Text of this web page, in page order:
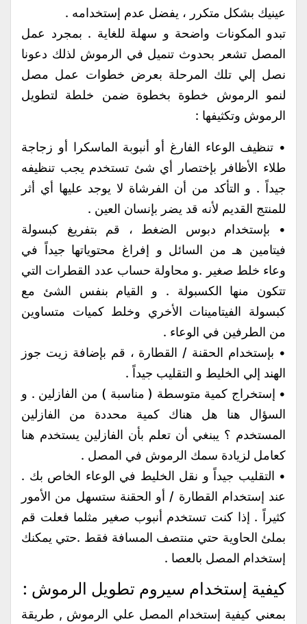
عينيك بشكل متكرر ، يفضل عدم إستخدامه .
تبدو المكونات واضحة و سهلة للغاية . بمجرد عمل
المصل تشعر بحدوث تنميل في الرموش لذلك دعونا
نصل إلي تلك المرحلة بعرض خطوات عمل مصل
لنمو الرموش خطوة بخطوة ضمن خلطة لتطويل
الرموش وتكثيفها :
• تنظيف الوعاء الفارغ أو أنبوبة الماسكرا أو زجاجة
طلاء الأظافر بإختصار أي شئ تستخدم يجب تنظيفه
جيداً . و التأكد من أن الفرشاة لا يوجد عليها أي أثر
للمنتج القديم لأنه قد يضر بإنسان العين .
• بإستخدام دبوس الضغط ، قم بتفريغ كبسولة
فيتامين هـ من السائل و إفراغ محتوياتها جيداً في
وعاء خلط صغير .و محاولة حساب عدد القطرات التي
تتكون منها الكسبولة . و القيام بنفس الشئ مع
كبسولة الفيتامينات الأخري وخلط كميات متساوين
من الطرفين في الوعاء .
• بإستخدام الحقنة / القطارة ، قم بإضافة زيت جوز
الهند إلي الخليط و التقليب جيداً .
• إستخراج كمية متوسطة ( مناسبة ) من الفازلين . و
السؤال هنا هل هناك كمية محددة من الفازلين
المستخدم ؟ يبنغي أن تعلم بأن الفازلين يستخدم هنا
كعامل لزيادة سمك الرموش في المصل .
• التقليب جيداً و نقل الخليط في الوعاء الخاص بك .
عند إستخدام القطارة / أو الحقنة ستسهل من الأمور
كثيراً . إذا كنت تستخدم أنبوب صغير مثلما فعلت قم
بملئ الحاوية حتي منتصف المسافة فقط .حتي يمكنك
إستخدام المصل بالعصا .
كيفية إستخدام سيروم تطويل الرموش :
بمعني كيفية إستخدام المصل علي الرموش , طريقة